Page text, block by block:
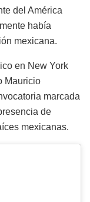
del América
había
mexicana.
en New York
Mauricio
marcada
de
mexicanas.